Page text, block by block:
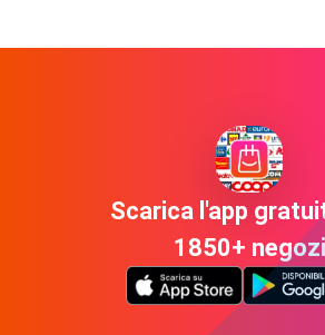
Scarica l'app
1850+ negozi